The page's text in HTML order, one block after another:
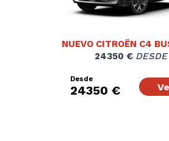
NUEVO CITROËN C4
24350 € DESDE
Desde
24350 €